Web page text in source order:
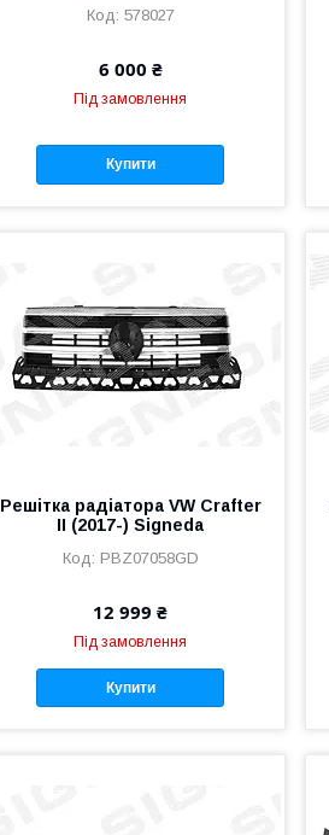
578027
6 000 ₴
Під замовлення
Купити
Решітка радіатора VW Crafter
II (2017-) Signeda
PBZ07058GD
12 999 ₴
Під замовлення
Купити